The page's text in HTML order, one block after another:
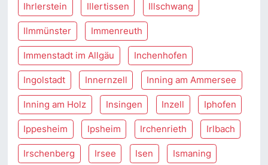
Ihrlerstein Illertissen Illschwang
Ilmmünster Immenreuth
Immenstadt im Allgäu Inchenhofen
Ingolstadt Innernzell Inning am Ammersee
Inning am Holz Insingen Inzell Iphofen
Ippesheim Ipsheim Irchenrieth Irlbach
Irschenberg Irsee Isen Ismaning